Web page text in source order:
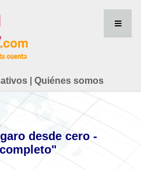
Quiénes somos
desde cero -